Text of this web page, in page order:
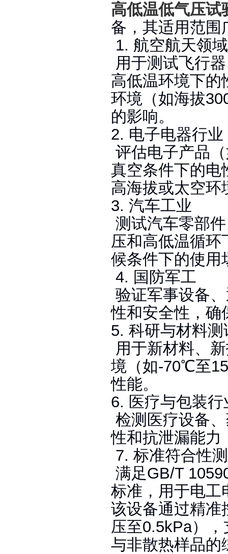
高低温低气压试
备，其适用范围
1. 航空航天领域
用于测试飞行
高低温环境下的
环境（如海拔
的影响‌。
2. 电子电器行业
评估电子产品
真空条件下的电
高海拔或太空环
3. 汽车工业
测试汽车零部
压和高低温循环
候条件下的使用
4. 国防军工
验证军事设备
性和安全性，确
5. 科研与材料测
用于新材料、
境（如-70℃至
性能‌。
6. 医疗与包装行
检测医疗设备
性和抗泄漏能力
7. 标准符合性
满足GB/T
标准，用于电工
该设备通过精
压至0.5kPa）
与非散热样品的